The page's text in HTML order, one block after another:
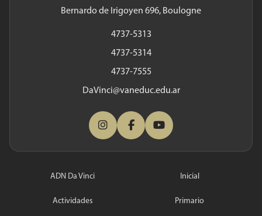
Bernardo de Irigoyen 696, Boulogne
4737-5313
4737-5314
4737-7555
DaVinci@vaneduc.edu.ar
ADN Da Vinci Inicial
Actividades Primario